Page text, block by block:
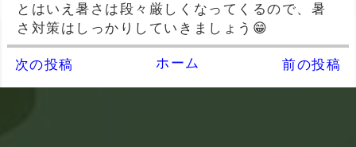
とはいえ暑さは段々厳しくなってくるので、暑
さ対策はしっかりしていきましょう😁
次の投稿 前の投稿
ホーム